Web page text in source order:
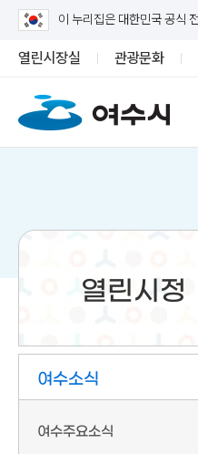
이 누리집은 대한민국 공식
열린시장실 관광문화
열린시정
여수소식
여수주요소식